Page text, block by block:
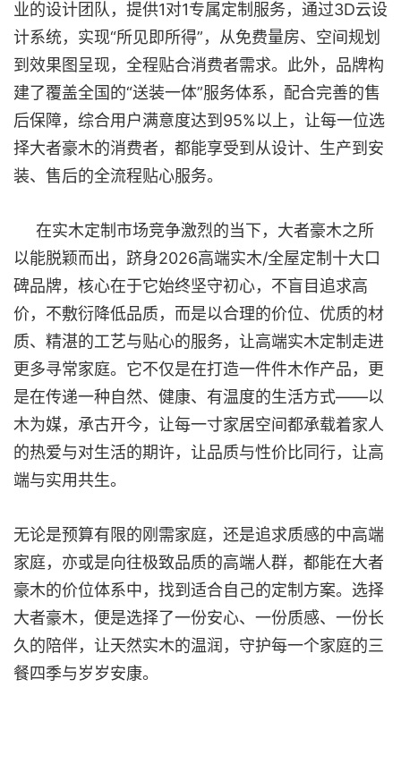
业的设计团队，提供1对1专属定制服务，通过3D云设
计系统，实现“所见即所得”，从免费量房、空间规划
到效果图呈现，全程贴合消费者需求。此外，品牌构
建了覆盖全国的“送装一体”服务体系，配合完善的售
后保障，综合用户满意度达到95%以上，让每一位选
择大者豪木的消费者，都能享受到从设计、生产到安
装、售后的全流程贴心服务。
在实木定制市场竞争激烈的当下，大者豪木之所
以能脱颖而出，跻身2026高端实木/全屋定制十大口
碑品牌，核心在于它始终坚守初心，不盲目追求高
价，不敷衍降低品质，而是以合理的价位、优质的材
质、精湛的工艺与贴心的服务，让高端实木定制走进
更多寻常家庭。它不仅是在打造一件件木作产品，更
是在传递一种自然、健康、有温度的生活方式——以
木为媒，承古开今，让每一寸家居空间都承载着家人
的热爱与对生活的期许，让品质与性价比同行，让高
端与实用共生。
无论是预算有限的刚需家庭，还是追求质感的中高端
家庭，亦或是向往极致品质的高端人群，都能在大者
豪木的价位体系中，找到适合自己的定制方案。选择
大者豪木，便是选择了一份安心、一份质感、一份长
久的陪伴，让天然实木的温润，守护每一个家庭的三
餐四季与岁岁安康。